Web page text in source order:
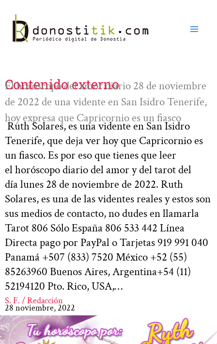
contenido
Contenido externo
El horóscopo del amor diario 28 de noviembre
de 2022 de una vidente en San Isidro Tenerife,
hoy expresa que Capricornio es un fiasco
Ruth Solares, es una vidente en San Isidro
Tenerife, que deja ver hoy que Capricornio es
un fiasco. Es por eso que tienes que leer
el horóscopo diario del amor y del tarot del
día lunes 28 de noviembre de 2022. Ruth
Solares, es una de las videntes reales y estos son
sus medios de contacto, no dudes en llamarla
Tarot 806 Sólo España 806 533 442 Línea
Directa pago por PayPal o Tarjetas 919 991 040
Panamá +507 (833) 7520 México +52 (55)
85263960 Buenos Aires, Argentina+54 (11)
52194120 Pto. Rico, USA,…
S. F. / Redacción
28 noviembre, 2022